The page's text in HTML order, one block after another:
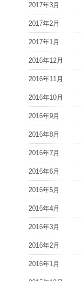
2017年3月
2017年2月
2017年1月
2016年12月
2016年11月
2016年10月
2016年9月
2016年8月
2016年7月
2016年6月
2016年5月
2016年4月
2016年3月
2016年2月
2016年1月